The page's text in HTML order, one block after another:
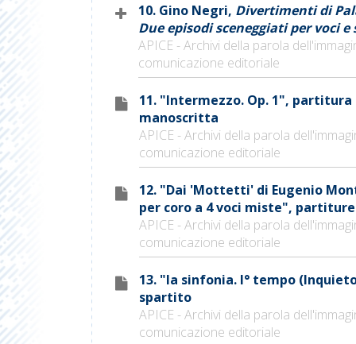
10. Gino Negri, Divertimenti di
Due episodi sceneggiati per voci
APICE - Archivi della parola
comunicazione editoriale
11. "Intermezzo. Op. 1", partitura
manoscritta
APICE - Archivi della parola
comunicazione editoriale
12. "Dai 'Mottetti' di Eugenio
per coro a 4 voci miste", partiture
APICE - Archivi della parola
comunicazione editoriale
13. "Ia sinfonia. I° tempo
spartito
APICE - Archivi della parola
comunicazione editoriale